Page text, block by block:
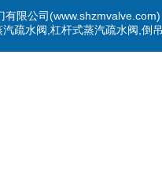
限公司
汽疏水阀,杠杆式蒸汽疏水阀,倒